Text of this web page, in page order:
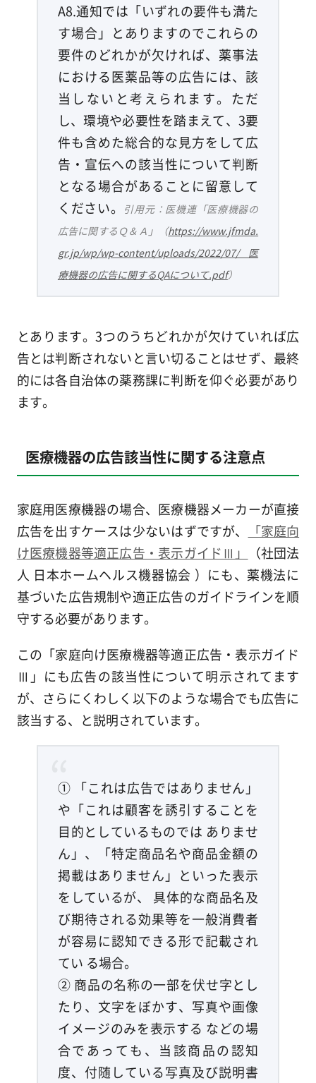
A8.通知では「いずれの要件も満た
す場合」とありますのでこれらの
要件のどれかが欠ければ、薬事法
における医薬品等の広告には、該
当しないと考えられます。ただ
し、環境や必要性を踏まえて、3要
件も含めた総合的な見方をして広
告・宣伝への該当性について判断
となる場合があることに留意して
ください。
引用元：医機連「医療機器の
広告に関するＱ＆Ａ」（https://www.jfmda.
gr.jp/wp/wp-content/uploads/2022/07/医
療機器の広告に関するQAについて.pdf）
とあります。3つのうちどれかが欠けていれば広
告とは判断されないと言い切ることはせず、最終
的には各自治体の薬務課に判断を仰ぐ必要があり
ます。
医療機器の広告該当性に関する注意点
家庭用医療機器の場合、医療機器メーカーが直接
広告を出すケースは少ないはずですが、
「家庭向
け医療機器等適正広告・表示ガイドⅢ」
（社団法
人 日本ホームヘルス機器協会 ）にも、薬機法に
基づいた広告規制や適正広告のガイドラインを順
守する必要があります。
この「家庭向け医療機器等適正広告・表示ガイド
Ⅲ」にも広告の該当性について明示されてます
が、さらにくわしく以下のような場合でも広告に
該当する、と説明されています。
① 「これは広告ではありません」
や「これは顧客を誘引することを
目的としているものでは ありませ
ん」、「特定商品名や商品金額の
掲載はありません」といった表示
をしているが、 具体的な商品名及
び期待される効果等を一般消費者
が容易に認知できる形で記載され
てい る場合。
② 商品の名称の一部を伏せ字とし
たり、文字をぼかす、写真や画像
イメージのみを表示する などの場
合であっても、当該商品の認知
度、付随している写真及び説明書